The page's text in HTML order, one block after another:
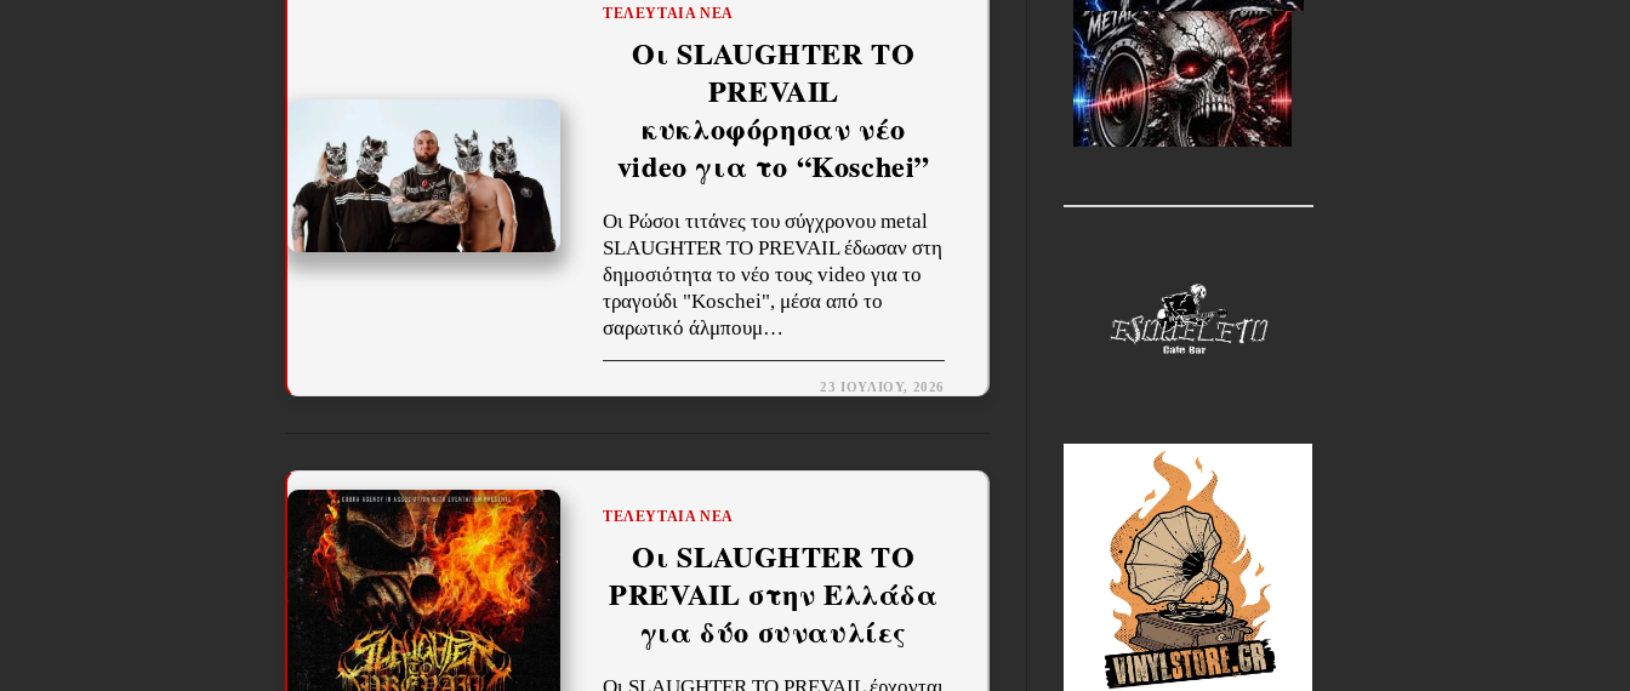
ΤΕΛΕΥΤΑΊΑ ΝΈΑ
Οι SLAUGHTER TO
PREVAIL
κυκλοφόρησαν νέο
video για το “Koschei”
Οι Ρώσοι τιτάνες του σύγχρονου metal
SLAUGHTER TO PREVAIL έδωσαν στη
δημοσιότητα το νέο τους video για το
τραγούδι "Koschei", μέσα από το
σαρωτικό άλμπουμ…
23 ΙΟΥΛΊΟΥ, 2026
ΤΕΛΕΥΤΑΊΑ ΝΈΑ
Οι SLAUGHTER TO
PREVAIL στην Ελλάδα
για δύο συναυλίες